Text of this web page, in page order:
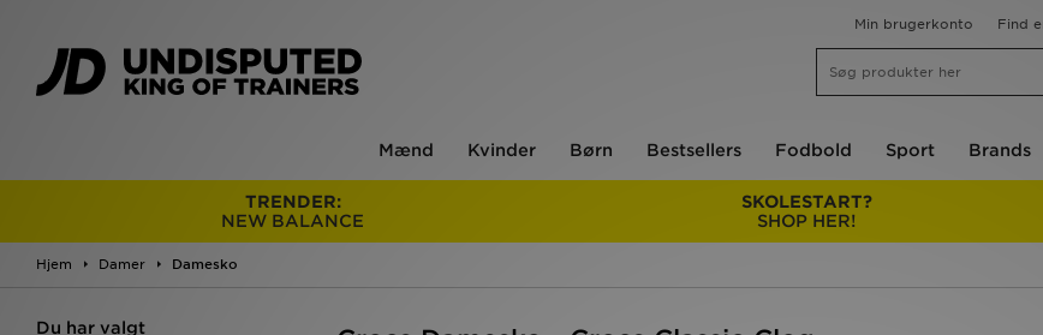
Min brugerkonto Find
Mænd Kvinder Børn Bestsellers Fodbold Sport Brands
TRENDER:
NEW BALANCE
SKOLESTART?
SHOP HER!
Hjem Damer Damesko
Du har valgt